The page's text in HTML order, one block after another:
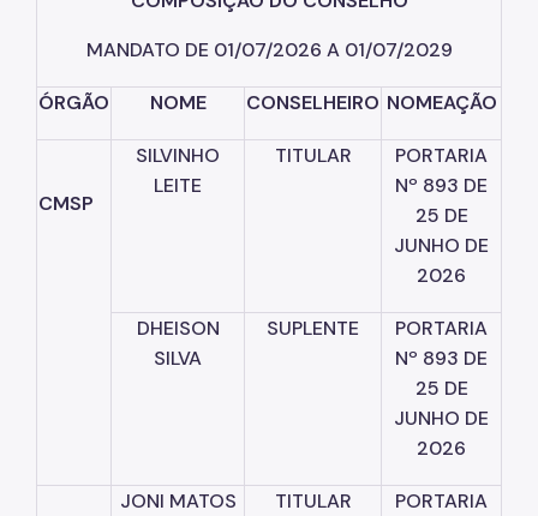
MANDATO DE 01/07/2026 A 01/07/2029
ÓRGÃO NOME CONSELHEIRO NOMEAÇÃO
CMSP
SILVINHO
LEITE
TITULAR
PORTARIA
Nº 893 DE
25 DE
JUNHO DE
2026
DHEISON
SILVA
SUPLENTE
PORTARIA
Nº 893 DE
25 DE
JUNHO DE
2026
JONI MATOS
TITULAR
PORTARIA